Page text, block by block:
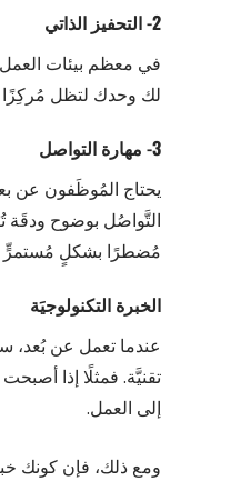
2- التحفيز الذاتي
في معظم بيئات العمل
لك وحدك لتظل مُركِزًا
3- مهارة التواصل
يحتاج المُوظَفون عن
التَّواصُل بوضوح ودقَة
مُضطرًا بشكلٍ مُستمرٍّ
الخبرة التكنولوجيَة
عندما تعمل عن بُعد،
تقنيَّة. فمثلًا إذا
إلى العمل.
ومع ذلك، فإن كونك